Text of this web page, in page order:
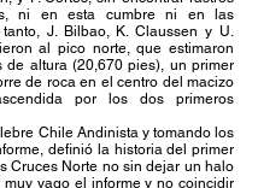
ni en esta cumbre ni en las
J. Bilbao, K. Claussen y U.
al pico norte, que estimaron
de altura (20,670 pies), un primer
de roca en el centro del macizo
por los dos primeros
Chile Andinista y tomando los
definió la historia del primer
Cruces Norte no sin dejar un halo
vago el informe y no coincidir